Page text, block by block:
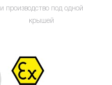
и производство под одной
крышей